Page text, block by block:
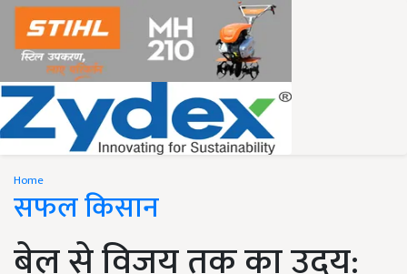
Home
सफल किसान